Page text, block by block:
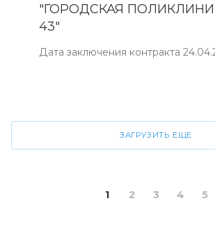
"ГОРОДСКАЯ
43"
Дата заключения контракта
ЗАГРУЗИТЬ ЕЩЕ
1 2 3 4 5